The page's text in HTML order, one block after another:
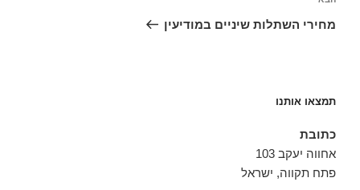
הבא
מחירי השתלות שיניים במודיעין
תמצאו אותנו
כתובת
אחווה יעקב 103
פתח תקווה, ישראל